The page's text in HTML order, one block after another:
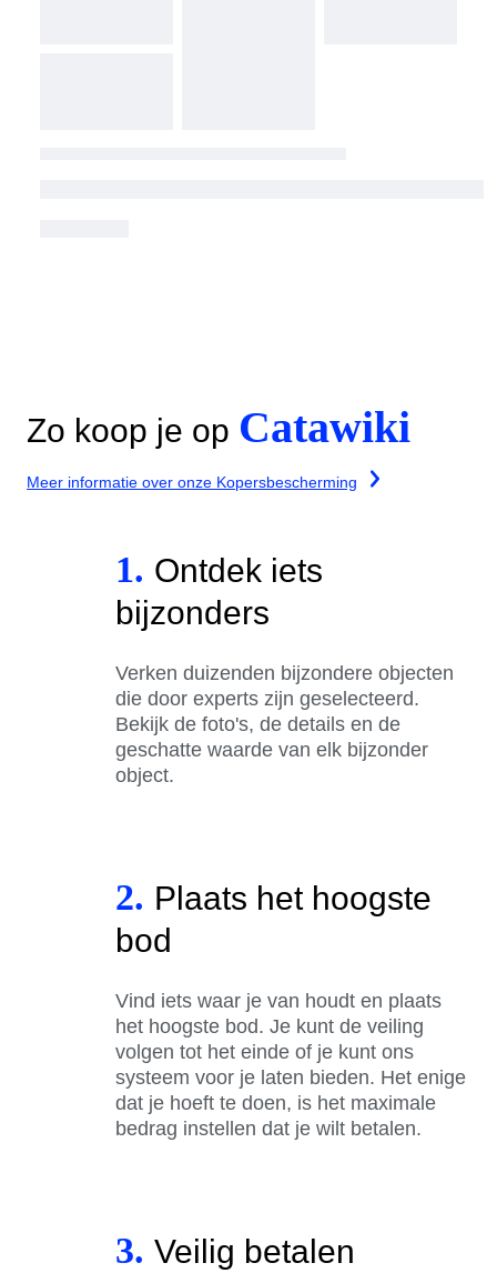
Zo koop je op Catawiki
Meer informatie over onze Kopersbescherming
1. Ontdek iets
bijzonders
Verken duizenden bijzondere objecten
die door experts zijn geselecteerd.
Bekijk de foto's, de details en de
geschatte waarde van elk bijzonder
object.
2. Plaats het hoogste
bod
Vind iets waar je van houdt en plaats
het hoogste bod. Je kunt de veiling
volgen tot het einde of je kunt ons
systeem voor je laten bieden. Het enige
dat je hoeft te doen, is het maximale
bedrag instellen dat je wilt betalen.
3. Veilig betalen